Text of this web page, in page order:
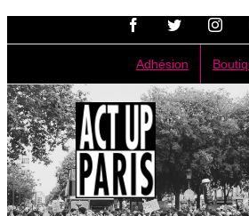
Passer
FacebookTwitter
Adhésion